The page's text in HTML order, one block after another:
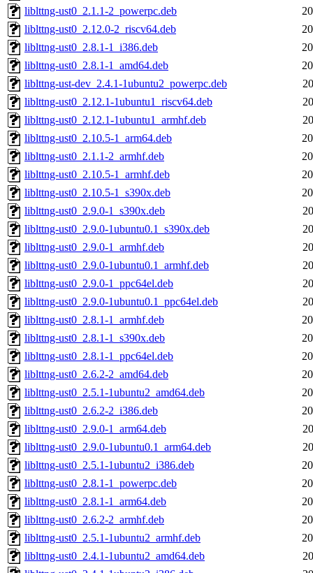
liblttng-ust0_2.1.1-2_powerpc.deb
liblttng-ust0_2.12.0-2_riscv64.deb
liblttng-ust0_2.8.1-1_i386.deb
liblttng-ust0_2.8.1-1_amd64.deb
liblttng-ust-dev_2.4.1-1ubuntu2_powerpc.deb
liblttng-ust0_2.12.1-1ubuntu1_riscv64.deb
liblttng-ust0_2.12.1-1ubuntu1_armhf.deb
liblttng-ust0_2.10.5-1_arm64.deb
liblttng-ust0_2.1.1-2_armhf.deb
liblttng-ust0_2.10.5-1_armhf.deb
liblttng-ust0_2.10.5-1_s390x.deb
liblttng-ust0_2.9.0-1_s390x.deb
liblttng-ust0_2.9.0-1ubuntu0.1_s390x.deb
liblttng-ust0_2.9.0-1_armhf.deb
liblttng-ust0_2.9.0-1ubuntu0.1_armhf.deb
liblttng-ust0_2.9.0-1_ppc64el.deb
liblttng-ust0_2.9.0-1ubuntu0.1_ppc64el.deb
liblttng-ust0_2.8.1-1_armhf.deb
liblttng-ust0_2.8.1-1_s390x.deb
liblttng-ust0_2.8.1-1_ppc64el.deb
liblttng-ust0_2.6.2-2_amd64.deb
liblttng-ust0_2.5.1-1ubuntu2_amd64.deb
liblttng-ust0_2.6.2-2_i386.deb
liblttng-ust0_2.9.0-1_arm64.deb
liblttng-ust0_2.9.0-1ubuntu0.1_arm64.deb
liblttng-ust0_2.5.1-1ubuntu2_i386.deb
liblttng-ust0_2.8.1-1_powerpc.deb
liblttng-ust0_2.8.1-1_arm64.deb
liblttng-ust0_2.6.2-2_armhf.deb
liblttng-ust0_2.5.1-1ubuntu2_armhf.deb
liblttng-ust0_2.4.1-1ubuntu2_amd64.deb